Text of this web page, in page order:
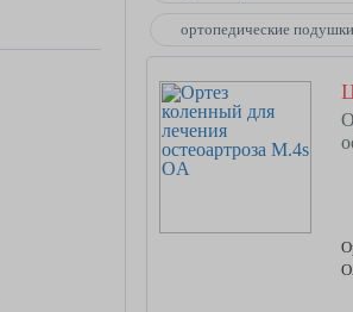
ортопедические